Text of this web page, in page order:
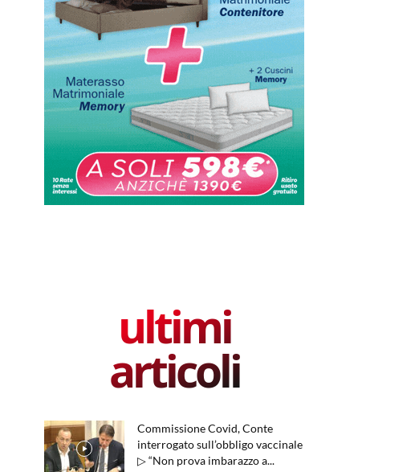
ultimi
articoli
Commissione Covid, Conte
interrogato sull’obbligo vaccinale
▷ “Non prova imbarazzo a...